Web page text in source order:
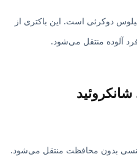
دوکرئی است. این باکتری از
آلوده منتقل می‌شود.
بدون محافظت منتقل می‌شود.